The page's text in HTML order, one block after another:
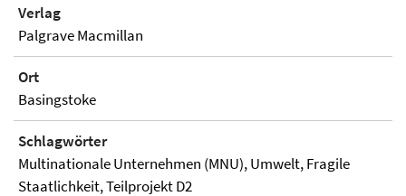
Verlag
Palgrave Macmillan
Ort
Basingstoke
Schlagwörter
Multinationale Unternehmen (MNU), Umwelt, Fragile
Staatlichkeit, Teilprojekt D2